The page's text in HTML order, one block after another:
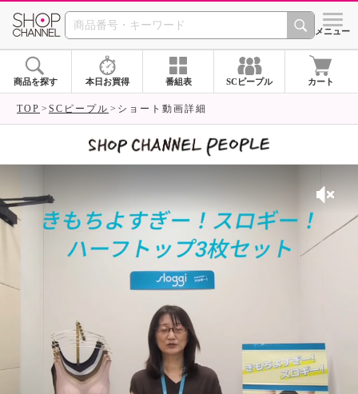
SHOP CHANNEL シメニュー
商品を探す 本日お買得 番組表 SCピープル カート
TOP SCピープル ショート動画詳細